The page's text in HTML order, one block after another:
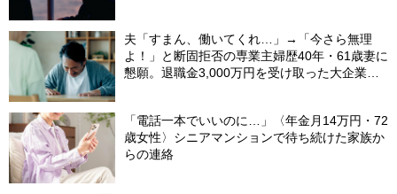
夫「すまん、働いてくれ…」→「今さら無理
よ！」と断固拒否の専業主婦歴40年・61歳妻に
懇願。退職金3,000万円を受け取った大企業元
「電話一本でいいのに…」〈年金月14万円・72
歳女性〉シニアマンションで待ち続けた家族か
らの連絡